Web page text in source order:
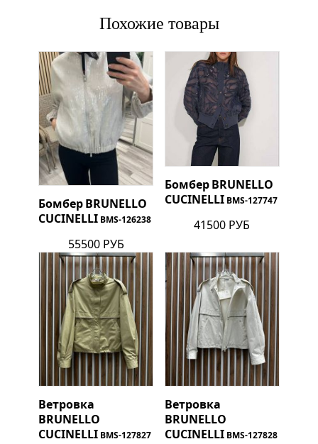
Похожие товары
БомберBRUNELLO
CUCINELLI BMS-126238
55500 РУБ
Бомбер BRUNELLO
CUCINELLI BMS-127747
41500 РУБ
Ветровка
BRUNELLO
CUCINELLI BMS-127827
Ветровка
BRUNELLO
CUCINELLI BMS-127828